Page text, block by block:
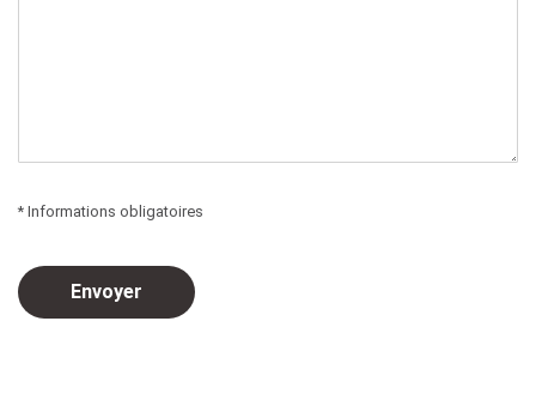
* Informations obligatoires